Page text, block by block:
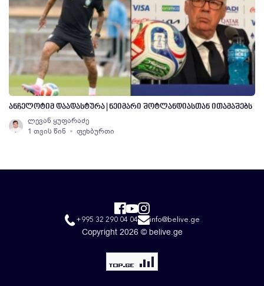
ანჩელოტიმ დაადასტურა | ნეიმარი შოტლანდიასთან ითამაშებს
ლევან ყუფარაძე
1 თვის წინ
ფეხბურთი
+995 32 290 04 04 info@belive.ge
Copyright 2026 © belive.ge